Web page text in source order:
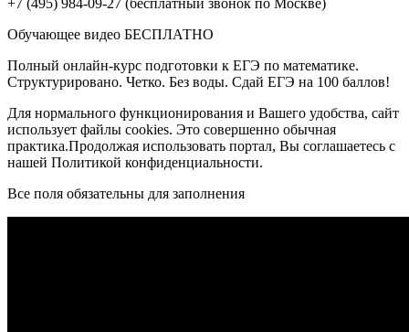
+7 (495) 984-09-27 (бесплатный звонок по Москве)
Обучающее видео БЕСПЛАТНО
Полный онлайн-курс подготовки к ЕГЭ по математике.
Структурировано. Четко. Без воды. Сдай ЕГЭ на 100 баллов!
Для нормального функционирования и Вашего удобства, сайт
использует файлы cookies. Это совершенно обычная
практика.Продолжая использовать портал, Вы соглашаетесь с
нашей Политикой конфиденциальности.
Все поля обязательны для заполнения